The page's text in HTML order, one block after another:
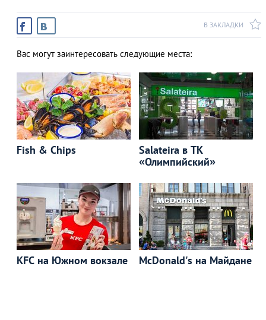
В ЗАКЛАДКИ
Вас могут заинтересовать следующие места:
Fish & Chips
Salateira в ТК
«Олимпийский»
KFC на Южном вокзале McDonald's на Майдане